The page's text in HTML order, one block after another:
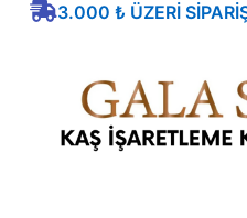
3.000 ₺ ÜZERI